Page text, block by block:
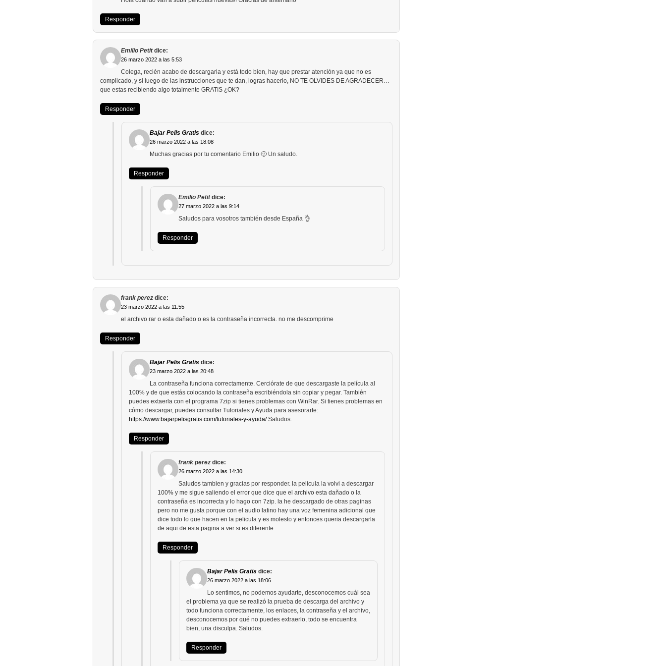
Responder
Emilio Petit dice:
26 marzo 2022 a las 5:53
Colega, recién acabo de descargarla y está todo bien, hay que prestar atención ya que no es
complicado, y si luego de las instrucciones que te dan, logras hacerlo, NO TE OLVIDES DE AGRADECER…
que estas recibiendo algo totalmente GRATIS ¿OK?
Responder
Bajar Pelis Gratis dice:
26 marzo 2022 a las 18:08
Muchas gracias por tu comentario Emilio 🙂 Un saludo.
Responder
Emilio Petit dice:
27 marzo 2022 a las 9:14
Saludos para vosotros también desde España 👌
Responder
frank perez dice:
23 marzo 2022 a las 11:55
el archivo rar o esta dañado o es la contraseña incorrecta. no me descomprime
Responder
Bajar Pelis Gratis dice:
23 marzo 2022 a las 20:48
La contraseña funciona correctamente. Cerciórate de que descargaste la película al
100% y de que estás colocando la contraseña escribiéndola sin copiar y pegar. También
puedes extaerla con el programa 7zip si tienes problemas con WinRar. Si tienes problemas en
cómo descargar, puedes consultar Tutoriales y Ayuda para asesorarte:
https://www.bajarpelisgratis.com/tutoriales-y-ayuda/Saludos.
Responder
frank perez dice:
26 marzo 2022 a las 14:30
Saludos tambien y gracias por responder. la pelicula la volvi a descargar
100% y me sigue saliendo el error que dice que el archivo esta dañado o la
contraseña es incorrecta y lo hago con 7zip. la he descargado de otras paginas
pero no me gusta porque con el audio latino hay una voz femenina adicional que
dice todo lo que hacen en la pelicula y es molesto y entonces queria descargarla
de aqui de esta pagina a ver si es diferente
Responder
Bajar Pelis Gratis dice:
26 marzo 2022 a las 18:06
Lo sentimos, no podemos ayudarte, desconocemos cuál sea
el problema ya que se realizó la prueba de descarga del archivo y
todo funciona correctamente, los enlaces, la contraseña y el archivo,
desconocemos por qué no puedes extraerlo, todo se encuentra
bien, una disculpa. Saludos.
Responder